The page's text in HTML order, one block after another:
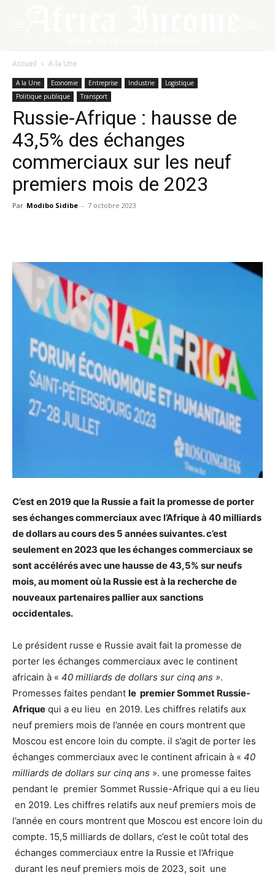
Accueil A la Une
A la Une Economie Entreprise Industrie
Logistique
Politique publique
Transport
Russie-Afrique : hausse de
43,5% des échanges
commerciaux sur les neuf
premiers mois de 2023
Par Modibo Sidibe - 7 octobre 2023
C’est en 2019 que la Russie a fait la promesse de porter
ses échanges commerciaux avec l’Afrique à 40 milliards
de dollars au cours des 5 années suivantes. c’est
seulement en 2023 que les échanges commerciaux se
sont accélérés avec une hausse de 43,5% sur neufs
mois, au moment où la Russie est à la recherche de
nouveaux partenaires pallier aux sanctions
occidentales.
Le président russe e Russie avait fait la promesse de
porter les échanges commerciaux avec le continent
africain à « 40 milliards de dollars sur cinq ans ».
Promesses faites pendant le premier Sommet Russie-
Afrique qui a eu lieu en 2019. Les chiffres relatifs aux
neuf premiers mois de l’année en cours montrent que
Moscou est encore loin du compte. il s’agit de porter les
échanges commerciaux avec le continent africain à « 40
milliards de dollars sur cinq ans ». une promesse faites
pendant le premier Sommet Russie-Afrique qui a eu lieu
en 2019. Les chiffres relatifs aux neuf premiers mois de
l’année en cours montrent que Moscou est encore loin du
compte. 15,5 milliards de dollars, c’est le coût total des
échanges commerciaux entre la Russie et l’Afrique
durant les neuf premiers mois de 2023, soit une